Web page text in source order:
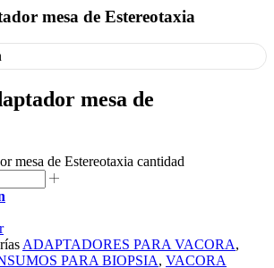
mesa de Estereotaxia
mesa de
mesa de Estereotaxia cantidad
ADAPTADORES PARA VACORA,
PARA BIOPSIA, VACORA